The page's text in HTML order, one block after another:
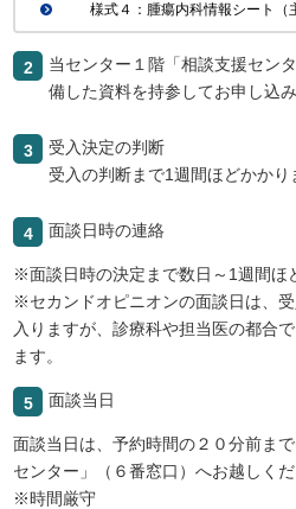
様式４：腫瘍内科情報シート（
2
当センター１階「相談支援セン
備した資料を持参してお申し込み
3
受入決定の判断
受入の判断まで1週間ほどかかり
4 面談日時の連絡
※面談日時の決定まで数日～1週間ほ
※セカンドオピニオンの面談日は、
入りますが、診療科や担当医の都合
ます。
5 面談当日
面談当日は、予約時間の２０分前ま
センター」（６番窓口）へお越しくだ
※時間厳守